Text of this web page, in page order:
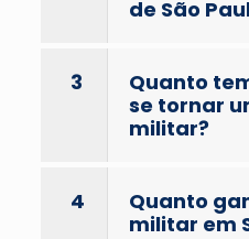
de São
3
Quanto
se tornar
militar?
4
Quanto
militar em